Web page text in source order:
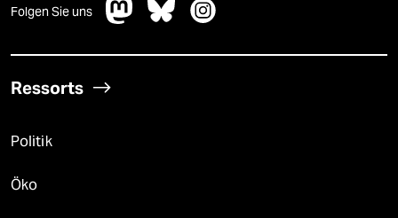
Folgen Sie uns
Ressorts
Politik
Öko